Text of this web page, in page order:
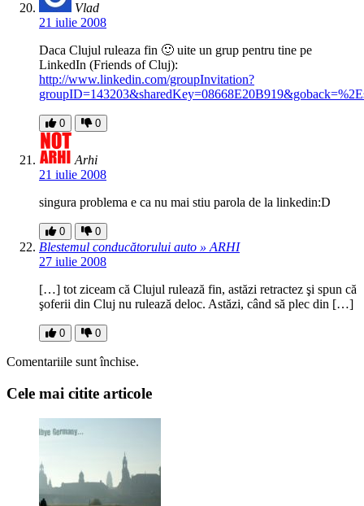
Vlad
21 iulie 2008
Daca Clujul ruleaza fin 🙂 uite un grup pentru tine pe
LinkedIn (Friends of Cluj):
http://www.linkedin.com/groupInvitation?
0 0
Arhi
21 iulie 2008
singura problema e ca nu mai stiu parola de la linkedin:D
0 0
Blestemul conducătorului auto » ARHI
27 iulie 2008
[…] tot ziceam că Clujul rulează fin, astăzi retractez şi spun că
şoferii din Cluj nu rulează deloc. Astăzi, când să plec din […]
0 0
Comentariile sunt închise.
Cele mai citite articole